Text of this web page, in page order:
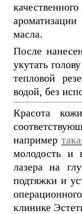
масла.
После
укутать
тепловой
водой, без
Красота
например
молодость и
лазера на
подтяжки и
клинике